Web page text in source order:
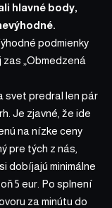
hlavné body,
podmienky
zas „Obmedzená
svet predral len pár
Je zjavné, že ide
na nízke ceny
pre tých z nás,
dobíjajú minimálne
5 eur. Po splnení
za minútu do